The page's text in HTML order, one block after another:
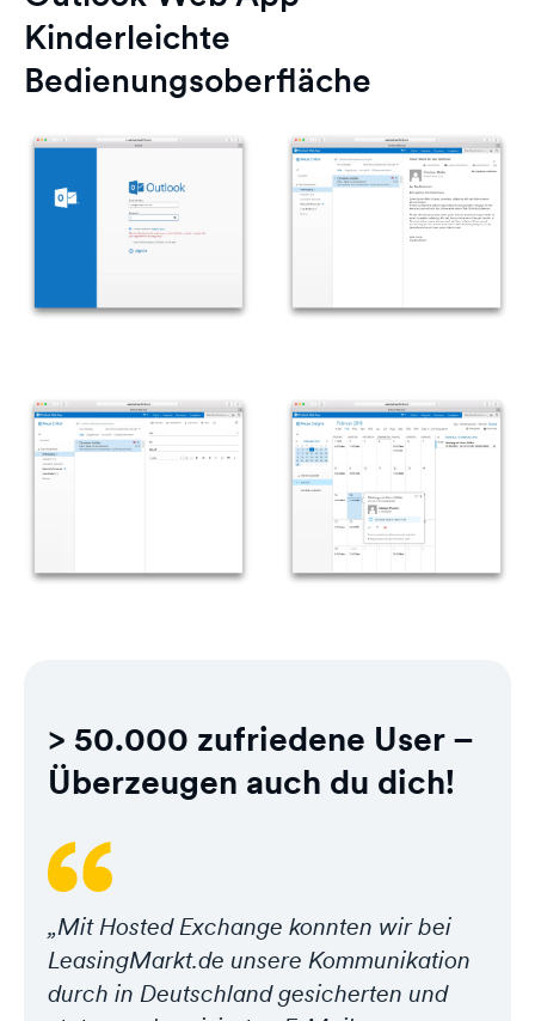
Kinderleichte
Bedienungsoberfläche
> 50.000 zufriedene User –
Überzeugen auch du dich!
„Mit Hosted Exchange konnten wir bei
LeasingMarkt.de unsere Kommunikation
durch in Deutschland gesicherten und